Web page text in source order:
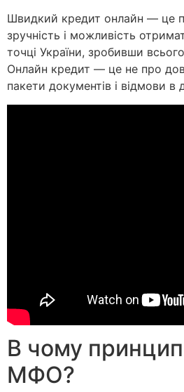
Швидкий кредит онлайн — це
зручність і можливість
точці України, зробивши
Онлайн кредит — це не про
пакети документів і відмови в
В чому
МФО?